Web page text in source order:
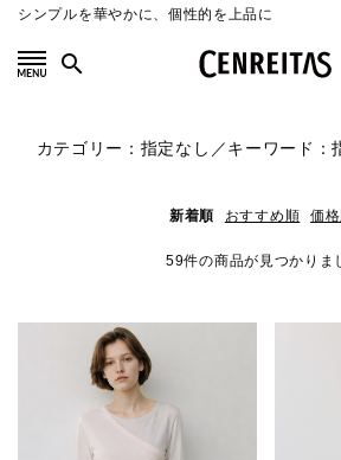
シンプルを華やかに、個性的を上品に
search
search
meeting_room person
SELECT
カテゴリー：指定なし／キーワード：
新着順 おすすめ順 価
59件の商品が見つかりま